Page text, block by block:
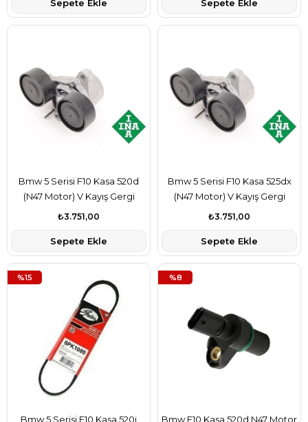
Sepete Ekle Sepete Ekle
Bmw 5 Serisi F10 Kasa 520d
(N47 Motor) V Kayış Gergi
Kütüğü Komple Ina Marka
₺3.751,00
Sepete Ekle
Bmw 5 Serisi F10 Kasa 525dx
(N47 Motor) V Kayış Gergi
Kütüğü Komple Ina Marka
₺3.751,00
Sepete Ekle
Bmw 5 Serisi F10 Kasa 520i
%15
Bmw F10 Kasa 520d N47 Motor
%8